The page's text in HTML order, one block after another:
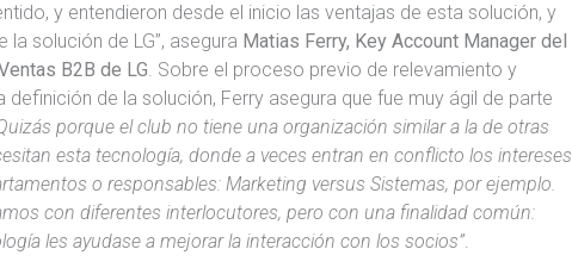
y entendieron desde el inicio las ventajas de esta solución, y
la solución de LG”, asegura Matias Ferry, Key Account Manager del
B2B de LG. Sobre el proceso previo de relevamiento y
definición de la solución, Ferry asegura que fue muy ágil de parte
porque el club no tiene una organización similar a la de otras
esta tecnología, donde a veces entran en conflicto los intereses
o responsables: Marketing versus Sistemas, por ejemplo.
con diferentes interlocutores, pero con una finalidad común:
les ayudase a mejorar la interacción con los socios”.